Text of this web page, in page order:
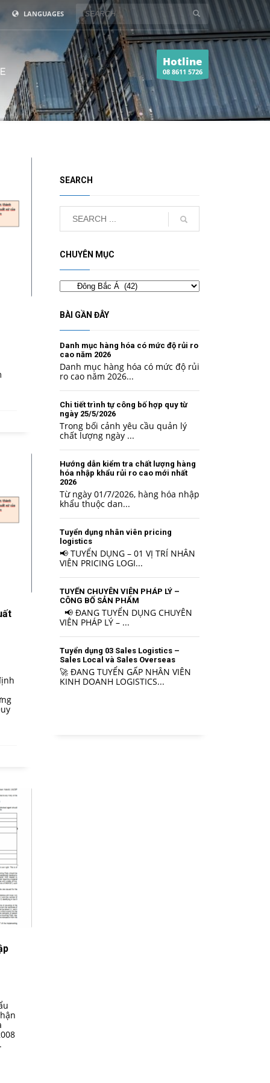
LANGUAGES
Hotline
08 8611 5726
SEARCH
CHUYÊN MỤC
Chuyên
mục
BÀI GẦN ĐÂY
Danh mục hàng hóa có mức độ rủi ro
cao năm 2026
Danh mục hàng hóa có mức độ rủi
ro cao năm 2026...
Chi tiết trình tự công bố hợp quy từ
ngày 25/5/2026
Trong bối cảnh yêu cầu quản lý
chất lượng ngày ...
Hướng dẫn kiểm tra chất lượng hàng
hóa nhập khẩu rủi ro cao mới nhất
2026
Từ ngày 01/7/2026, hàng hóa nhập
khẩu thuộc dan...
Tuyển dụng nhân viên pricing
logistics
📢 TUYỂN DỤNG – 01 VỊ TRÍ NHÂN
VIÊN PRICING LOGI...
TUYỂN CHUYÊN VIÊN PHÁP LÝ –
CÔNG BỐ SẢN PHẨM
📢 ĐANG TUYỂN DỤNG CHUYÊN
VIÊN PHÁP LÝ – ...
Tuyển dụng 03 Sales Logistics –
Sales Local và Sales Overseas
🚀 ĐANG TUYỂN GẤP NHÂN VIÊN
KINH DOANH LOGISTICS...